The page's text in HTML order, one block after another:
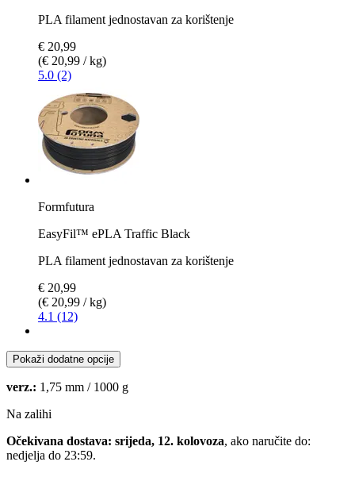
PLA filament jednostavan za korištenje
€ 20,99
(€ 20,99 / kg)
5.0 (2)
Formfutura
EasyFil™ ePLA Traffic Black
PLA filament jednostavan za korištenje
€ 20,99
(€ 20,99 / kg)
4.1 (12)
Pokaži dodatne opcije
verz.: 1,75 mm / 1000 g
Na zalihi
Očekivana dostava: srijeda, 12. kolovoza, ako naručite do:
nedjelja do 23:59.